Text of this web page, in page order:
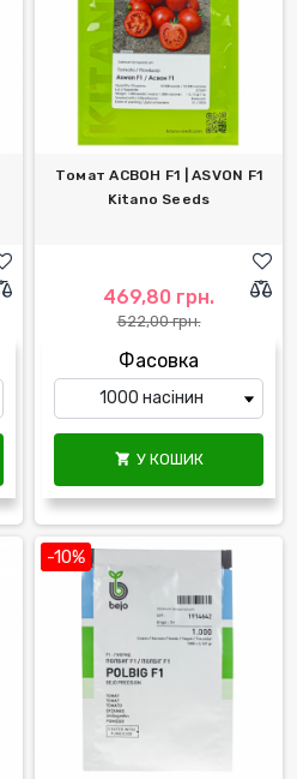
Томат АСВОН F1 | ASVON F1
Kitano Seeds
469,80 грн.
522,00 грн.
Фасовка
 У КОШИК
-10%